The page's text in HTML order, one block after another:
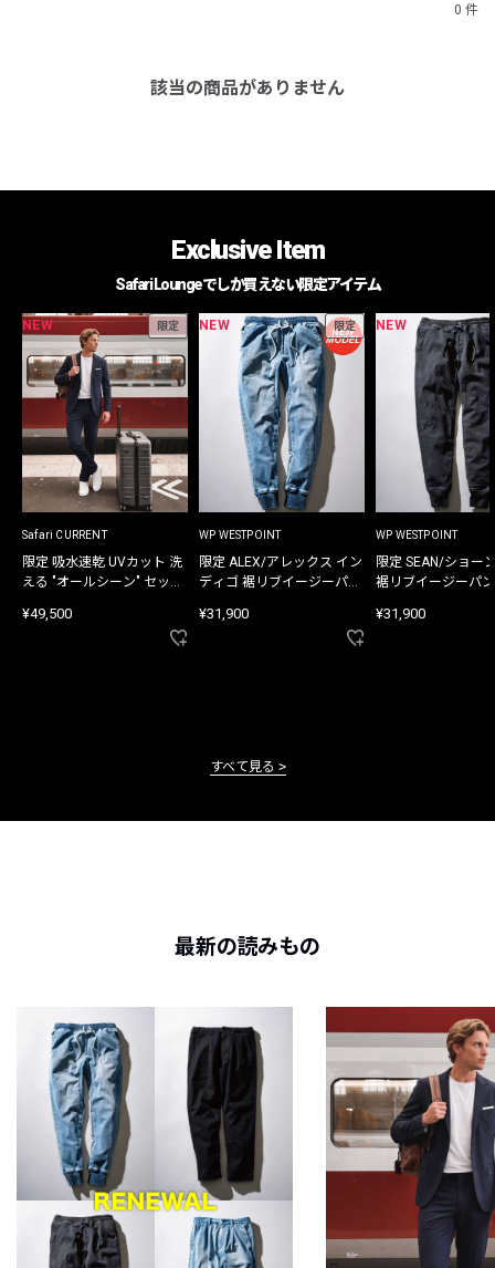
0 件
該当の商品がありません
Exclusive Item
Safari Loungeでしか買えない限定アイテム
NEW 限定
Safari CURRENT
限定 吸水速乾 UVカット 洗
える "オールシーン" セット
¥49,500
NEW 限定
WP WESTPOINT
限定 ALEX/アレックス イン
ディゴ 裾リブイージーパン
¥31,900
NEW
WP WESTPOINT
限定 SEAN/ショー
裾リブイージーパ
¥31,900
すべて見る
最新の読みもの